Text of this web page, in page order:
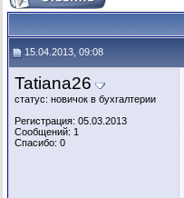
15.04.2013, 09:08
Tatiana26
статус: новичок в бухгалтерии
Регистрация: 05.03.2013
Сообщений: 1
Спасибо: 0